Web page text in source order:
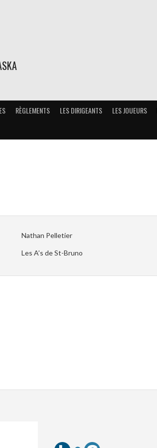
RÈGLEMENTS LES DIRIGEANTS LES JOUEURS
Nathan Pelletier
Les A’s de St-Bruno